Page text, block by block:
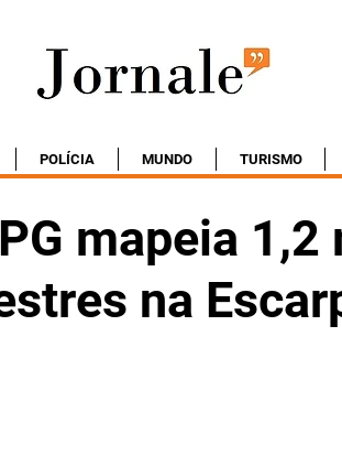
POLÍCIA MUNDO TURISMO
mapeia 1,2
na